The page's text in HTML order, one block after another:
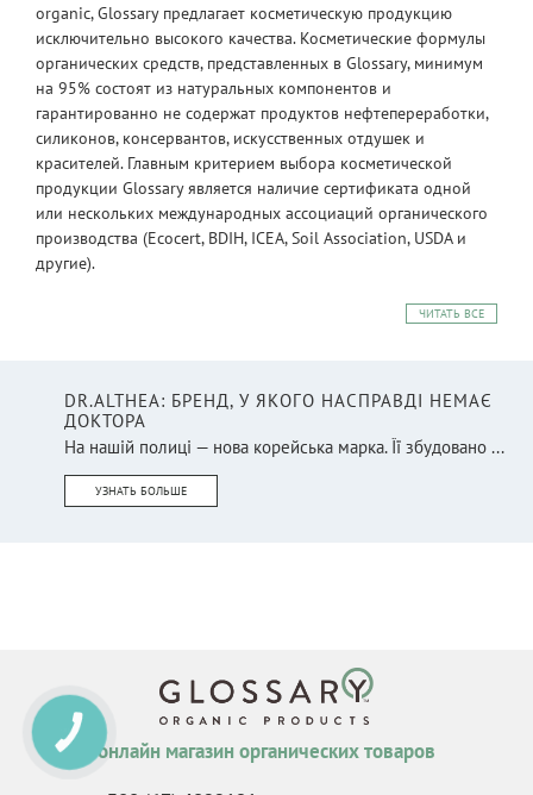
organic, Glossary предлагает косметическую продукцию
исключительно высокого качества. Косметические формулы
органических средств, представленных в Glossary, минимум
на 95% состоят из натуральных компонентов и
гарантированно не содержат продуктов нефтепереработки,
силиконов, консервантов, искусственных отдушек и
красителей. Главным критерием выбора косметической
продукции Glossary является наличие сертификата одной
или нескольких международных ассоциаций органического
производства (Ecocert, BDIH, ICEA, Soil Association, USDA и
другие).
ЧИТАТЬ ВСЕ
DR.ALTHEA: БРЕНД, У ЯКОГО НАСПРАВДІ НЕМАЄ
ДОКТОРА
На нашій полиці — нова корейська марка. Її збудовано ...
УЗНАТЬ БОЛЬШЕ
онлайн магазин органических товаров
КНОПКА
СВЯЗИ